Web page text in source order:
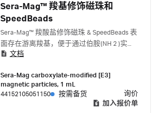
Sera-Mag™ 羧基修饰磁珠和
SpeedBeads
Sera-Mag™ 羧酸盐修饰磁珠 & SpeedBeads 表
面存在游离羧基，便于通过伯胺(NH 2 )实现
目标分子（蛋白质、肽和胺修饰配体）的共
文档
Sera-Mag carboxylate-modified [E3]
magnetic particles, 1 mL
44152105051150
按需备货
询价
加入报价单